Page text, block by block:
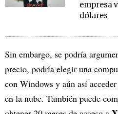
empresa
dólares
Sin embargo, se podría
precio, podría elegir una
con Windows y aún así
en la nube. También puede